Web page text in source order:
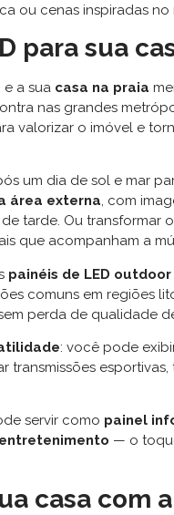
ou cenas inspiradas no
para sua
, e a sua casa na praia
nas grandes
valorizar o imóvel e
um dia de sol e mar
área externa, com
tarde. Ou transformar o
que acompanham a
painéis de LED outdoor
comuns em regiões
perda de qualidade
: você pode
transmissões
servir como painel
— o
casa com